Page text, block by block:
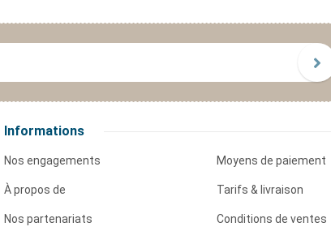
Informations
Nos engagements
À propos de
Nos partenariats
Moyens de paiement
Tarifs & livraison
Conditions de ventes